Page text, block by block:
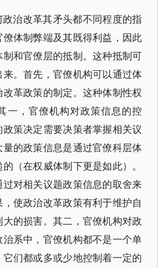
治改革其矛头都不同程度的指
体制弊端及其既得利益，因此
和官僚层的抵制。这种抵制可
。首先，官僚机构可以通过体
革政策的制定。这种体制性权
一，官僚机构对政策信息的控
策决定需要决策者掌握相关议
的政策信息是通过官僚科层体
（在权威体制下更是如此）。
对相关议题政策信息的取舍来
使政治改革政策有利于维护自
的损害。其二，官僚机构对政
系中，官僚机构都不是一个单
们都或多或少地控制着一定的